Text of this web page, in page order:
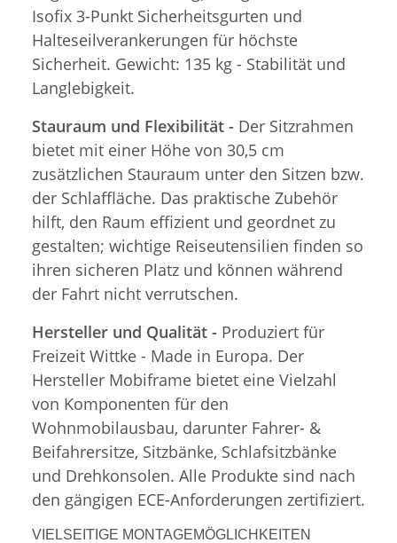
Isofix 3-Punkt Sicherheitsgurten und
Halteseilverankerungen für höchste
Sicherheit. Gewicht: 135 kg - Stabilität und
Langlebigkeit.
Stauraum und Flexibilität - Der Sitzrahmen
bietet mit einer Höhe von 30,5 cm
zusätzlichen Stauraum unter den Sitzen bzw.
der Schlaffläche. Das praktische Zubehör
hilft, den Raum effizient und geordnet zu
gestalten; wichtige Reiseutensilien finden so
ihren sicheren Platz und können während
der Fahrt nicht verrutschen.
Hersteller und Qualität - Produziert für
Freizeit Wittke - Made in Europa. Der
Hersteller Mobiframe bietet eine Vielzahl
von Komponenten für den
Wohnmobilausbau, darunter Fahrer- &
Beifahrersitze, Sitzbänke, Schlafsitzbänke
und Drehkonsolen. Alle Produkte sind nach
den gängigen ECE-Anforderungen zertifiziert.
VIELSEITIGE MONTAGEMÖGLICHKEITEN